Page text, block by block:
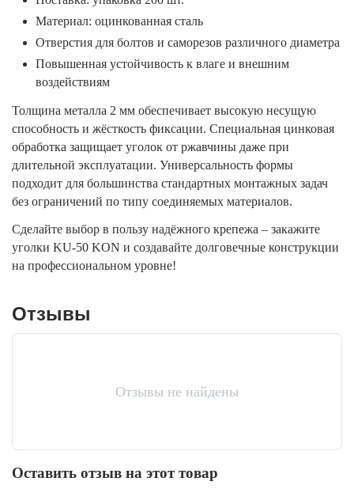
Материал: оцинкованная сталь
Отверстия для болтов и саморезов различного диаметра
Повышенная устойчивость к влаге и внешним
воздействиям
Толщина металла 2 мм обеспечивает высокую несущую
способность и жёсткость фиксации. Специальная цинковая
обработка защищает уголок от ржавчины даже при
длительной эксплуатации. Универсальность формы
подходит для большинства стандартных монтажных задач
без ограничений по типу соединяемых материалов.
Сделайте выбор в пользу надёжного крепежа – закажите
уголки KU-50 KON и создавайте долговечные конструкции
на профессиональном уровне!
Отзывы
Отзывы не найдены
Оставить отзыв на этот товар